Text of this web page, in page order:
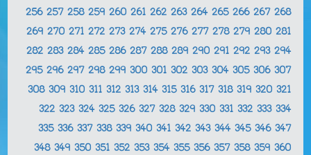
256 257 258 259 260 261 262 263 264 265 266 267 268
269 270 271 272 273 274 275 276 277 278 279 280 281
282 283 284 285 286 287 288 289 290 291 292 293 294
295 296 297 298 299 300 301 302 303 304 305 306 307
308 309 310 311 312 313 314 315 316 317 318 319 320 321
322 323 324 325 326 327 328 329 330 331 332 333 334
335 336 337 338 339 340 341 342 343 344 345 346 347
348 349 350 351 352 353 354 355 356 357 358 359 360